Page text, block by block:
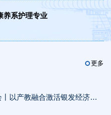
系护理专业
更多
以产教融合激活银发经济新